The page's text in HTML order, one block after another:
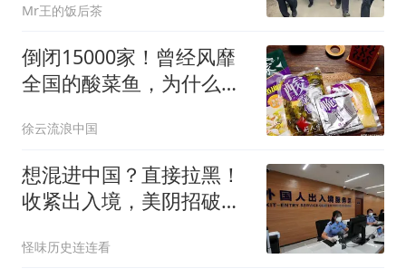
辜，曾被悬赏5万罪不可
赦
Mr王的饭后茶
倒闭15000家！曾经风靡
全国的酸菜鱼，为什么吃
徐云流浪中国
想混进中国？直接拉黑！
收紧出入境，美阴招破
怪味历史连连看